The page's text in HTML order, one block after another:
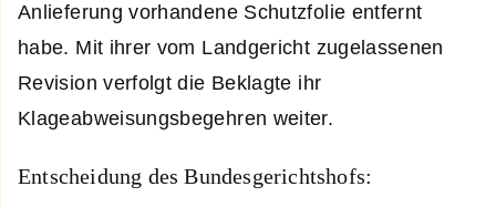
Anlieferung vorhandene Schutzfolie entfernt
habe. Mit ihrer vom Landgericht zugelassenen
Revision verfolgt die Beklagte ihr
Klageabweisungsbegehren weiter.
Entscheidung des Bundesgerichtshofs: